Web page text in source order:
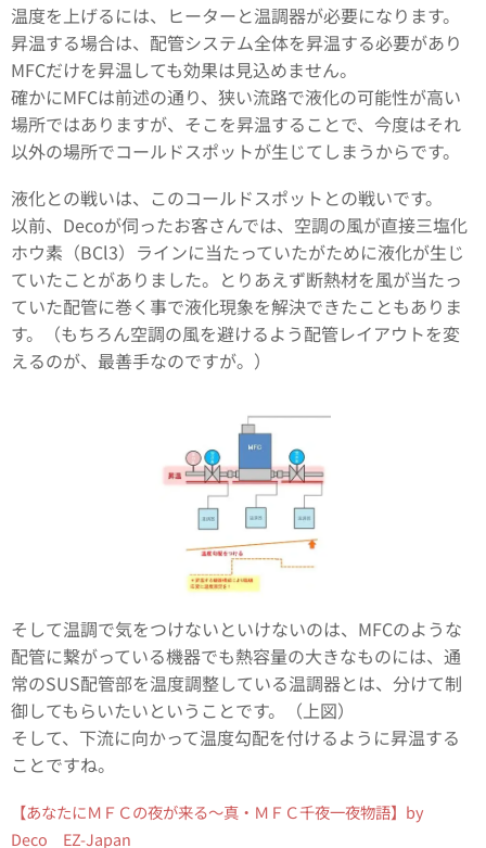
温度を上げるには、ヒーターと温調器が必要になります。
昇温する場合は、配管システム全体を昇温する必要があり
MFCだけを昇温しても効果は見込めません。
確かにMFCは前述の通り、狭い流路で液化の可能性が高い
場所ではありますが、そこを昇温することで、今度はそれ
以外の場所でコールドスポットが生じてしまうからです。
液化との戦いは、このコールドスポットとの戦いです。
以前、Decoが伺ったお客さんでは、空調の風が直接三塩化
ホウ素（BCl3）ラインに当たっていたがために液化が生じ
ていたことがありました。とりあえず断熱材を風が当たっ
ていた配管に巻く事で液化現象を解決できたこともありま
す。（もちろん空調の風を避けるよう配管レイアウトを変
えるのが、最善手なのですが。）
そして温調で気をつけないといけないのは、MFCのような
配管に繋がっている機器でも熱容量の大きなものには、通
常のSUS配管部を温度調整している温調器とは、分けて制
御してもらいたいということです。（上図）
そして、下流に向かって温度勾配を付けるように昇温する
ことですね。
【あなたにＭＦＣの夜が来る～真・ＭＦＣ千夜一夜物語】by
Deco EZ-Japan